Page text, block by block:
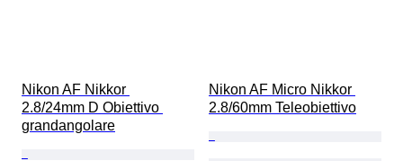
Nikon AF Nikkor
2.8/24mm D Obiettivo
grandangolare
Nikon AF Micro Nikkor
2.8/60mm Teleobiettivo